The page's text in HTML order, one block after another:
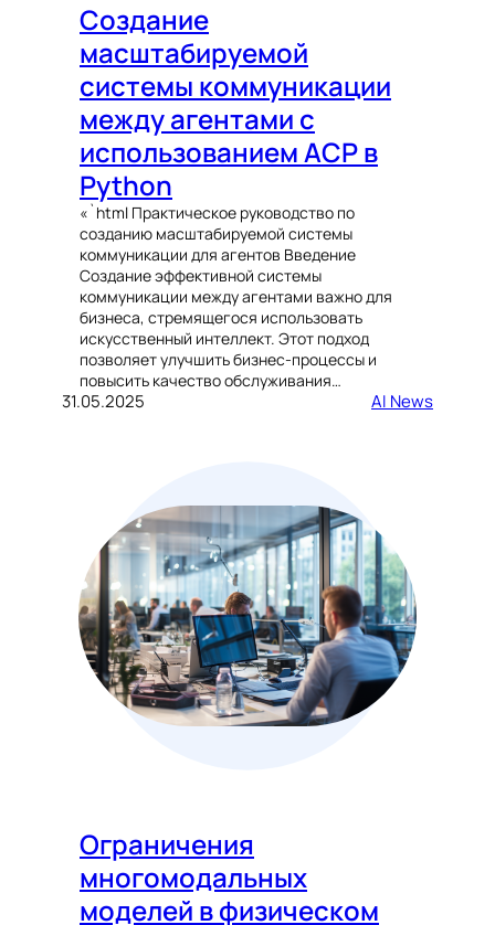
Создание
масштабируемой
системы коммуникации
между агентами с
использованием ACP в
Python
«`html Практическое руководство по
созданию масштабируемой системы
коммуникации для агентов Введение
Создание эффективной системы
коммуникации между агентами важно для
бизнеса, стремящегося использовать
искусственный интеллект. Этот подход
позволяет улучшить бизнес-процессы и
повысить качество обслуживания…
31.05.2025 AI News
Ограничения
многомодальных
моделей в физическом